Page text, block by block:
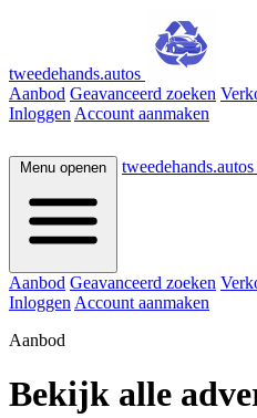
tweedehands.autos
Aanbod Geavanceerd zoeken
Inloggen Account aanmaken
Menu openen tweedehands.autos
Aanbod Geavanceerd zoeken
Inloggen Account aanmaken
Aanbod
Bekijk alle